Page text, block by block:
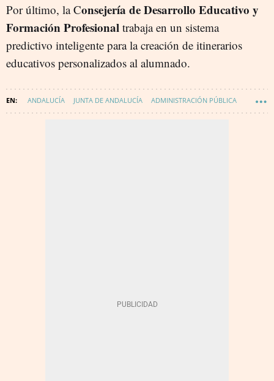
Por último, la Consejería de Desarrollo Educativo y
Formación Profesional trabaja en un sistema
predictivo inteligente para la creación de itinerarios
educativos personalizados al alumnado.
ANDALUCÍA JUNTA DE ANDALUCÍA ADMINISTRACIÓN PÚBLICA